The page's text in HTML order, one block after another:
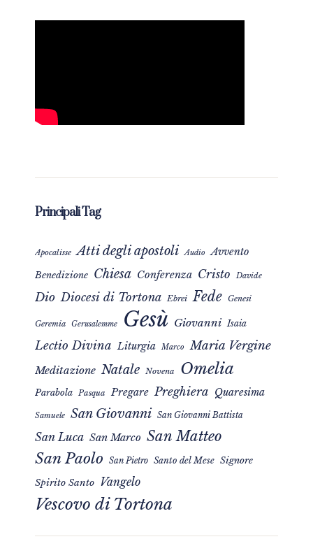
Principali Tag
Apocalisse Atti degli apostoli Audio Avvento
Benedizione Chiesa Conferenza Cristo Davide
Dio Diocesi di Tortona Ebrei Fede Genesi
Geremia Gerusalemme Gesù Giovanni Isaia
Lectio Divina Liturgia Marco Maria Vergine
Meditazione Natale Novena Omelia
Parabola Pasqua Pregare Preghiera Quaresima
Samuele San Giovanni San Giovanni Battista
San Luca San Marco San Matteo
San Paolo San Pietro Santo del Mese Signore
Spirito Santo Vangelo
Vescovo di Tortona